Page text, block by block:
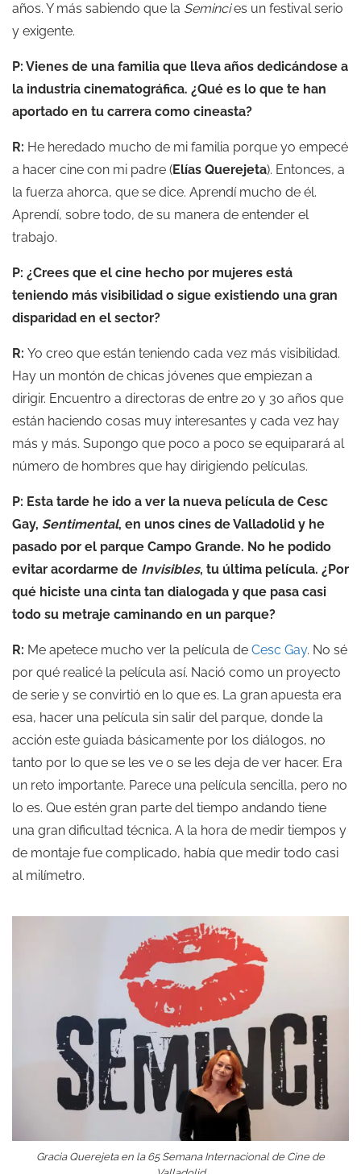
años. Y más sabiendo que la Semincies un festival serio
y exigente.
P: Vienes de una familia que lleva años dedicándose a
la industria cinematográfica. ¿Qué es lo que te han
aportado en tu carrera como cineasta?
R: He heredado mucho de mi familia porque yo empecé
a hacer cine con mi padre (Elías Querejeta). Entonces, a
la fuerza ahorca, que se dice. Aprendí mucho de él.
Aprendí, sobre todo, de su manera de entender el
trabajo.
P: ¿Crees que el cine hecho por mujeres está
teniendo más visibilidad o sigue existiendo una gran
disparidad en el sector?
R: Yo creo que están teniendo cada vez más visibilidad.
Hay un montón de chicas jóvenes que empiezan a
dirigir. Encuentro a directoras de entre 20 y 30 años que
están haciendo cosas muy interesantes y cada vez hay
más y más. Supongo que poco a poco se equiparará al
número de hombres que hay dirigiendo películas.
P: Esta tarde he ido a ver la nueva película de Cesc
Gay, Sentimental, en unos cines de Valladolid y he
pasado por el parque Campo Grande. No he podido
evitar acordarme de Invisibles, tu última película. ¿Por
qué hiciste una cinta tan dialogada y que pasa casi
todo su metraje caminando en un parque?
R: Me apetece mucho ver la película de Cesc Gay. No sé
por qué realicé la película así. Nació como un proyecto
de serie y se convirtió en lo que es. La gran apuesta era
esa, hacer una película sin salir del parque, donde la
acción este guiada básicamente por los diálogos, no
tanto por lo que se les ve o se les deja de ver hacer. Era
un reto importante. Parece una película sencilla, pero no
lo es. Que estén gran parte del tiempo andando tiene
una gran dificultad técnica. A la hora de medir tiempos y
de montaje fue complicado, había que medir todo casi
al milímetro.
Gracia Querejeta en la 65 Semana Internacional de Cine de